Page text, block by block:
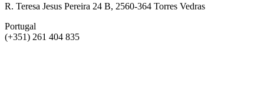
R. Teresa Jesus Pereira 24 B, 2560-364 Torres Vedras
Portugal
(+351) 261 404 835